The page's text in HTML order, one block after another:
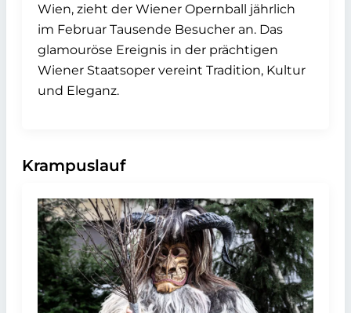
Wien, zieht der Wiener Opernball jährlich
im Februar Tausende Besucher an. Das
glamouröse Ereignis in der prächtigen
Wiener Staatsoper vereint Tradition, Kultur
und Eleganz.
Krampuslauf